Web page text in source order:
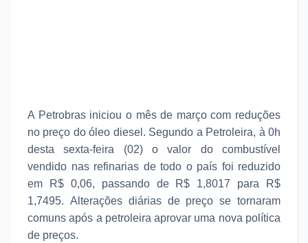
A Petrobras iniciou o mês de março com reduções
no preço do óleo diesel. Segundo a Petroleira, à 0h
desta sexta-feira (02) o valor do combustível
vendido nas refinarias de todo o país foi reduzido
em R$ 0,06, passando de R$ 1,8017 para R$
1,7495. Alterações diárias de preço se tornaram
comuns após a petroleira aprovar uma nova política
de preços.